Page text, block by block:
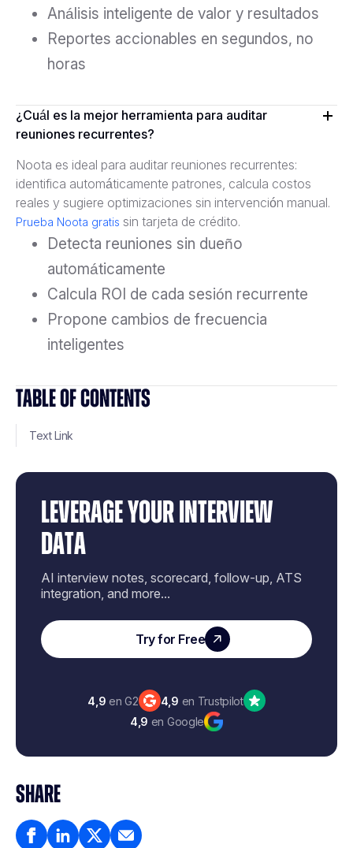
TABLE OF CONTENTS
Text Link
LEVERAGE YOUR INTERVIEW
DATA
AI interview notes, scorecard, follow-up, ATS
integration, and more...
Try for Free
4,9 en G2 4,9 en Trustpilot
4,9 en Google
SHARE
Análisis inteligente de valor y resultados
Reportes accionables en segundos, no
horas
¿Cuál es la mejor herramienta para auditar
reuniones recurrentes?
Noota es ideal para auditar reuniones recurrentes:
identifica automáticamente patrones, calcula costos
reales y sugiere optimizaciones sin intervención manual.
Prueba Noota gratis sin tarjeta de crédito.
Detecta reuniones sin dueño
automáticamente
Calcula ROI de cada sesión recurrente
Propone cambios de frecuencia
inteligentes